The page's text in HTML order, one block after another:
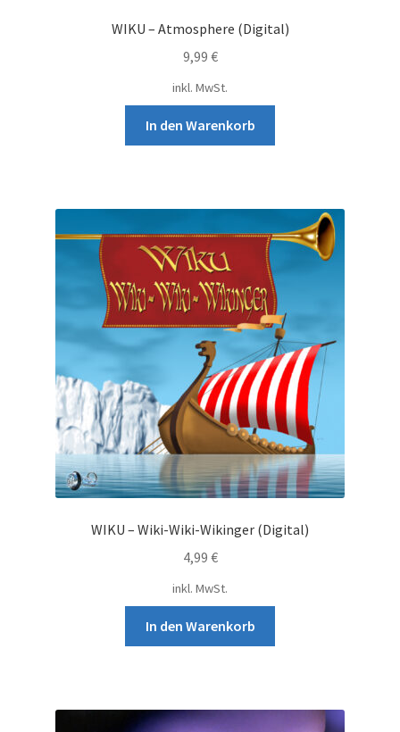
WIKU – Atmosphere (Digital)
9,99 €
inkl. MwSt.
In den Warenkorb
WIKU – Wiki-Wiki-Wikinger (Digital)
4,99 €
inkl. MwSt.
In den Warenkorb